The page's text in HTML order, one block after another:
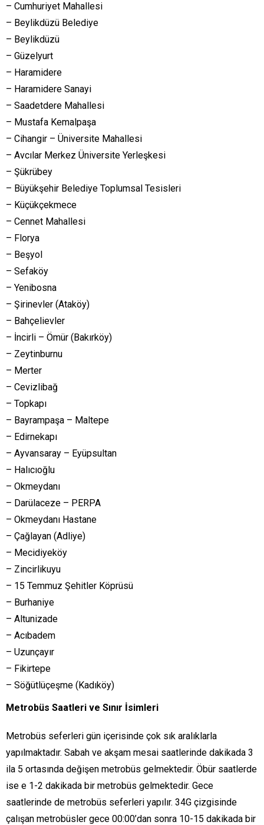
– Cumhuriyet Mahallesi
– Beylikdüzü Belediye
– Beylikdüzü
– Güzelyurt
– Haramidere
– Haramidere Sanayi
– Saadetdere Mahallesi
– Mustafa Kemalpaşa
– Cihangir – Üniversite Mahallesi
– Avcılar Merkez Üniversite Yerleşkesi
– Şükrübey
– Büyükşehir Belediye Toplumsal Tesisleri
– Küçükçekmece
– Cennet Mahallesi
– Florya
– Beşyol
– Sefaköy
– Yenibosna
– Şirinevler (Ataköy)
– Bahçelievler
– İncirli – Ömür (Bakırköy)
– Zeytinburnu
– Merter
– Cevizlibağ
– Topkapı
– Bayrampaşa – Maltepe
– Edirnekapı
– Ayvansaray – Eyüpsultan
– Halıcıoğlu
– Okmeydanı
– Darülaceze – PERPA
– Okmeydanı Hastane
– Çağlayan (Adliye)
– Mecidiyeköy
– Zincirlikuyu
– 15 Temmuz Şehitler Köprüsü
– Burhaniye
– Altunizade
– Acıbadem
– Uzunçayır
– Fikirtepe
– Söğütlüçeşme (Kadıköy)
Metrobüs Saatleri ve Sınır İsimleri
Metrobüs seferleri gün içerisinde çok sık aralıklarla
yapılmaktadır. Sabah ve akşam mesai saatlerinde dakikada 3
ila 5 ortasında değişen metrobüs gelmektedir. Öbür saatlerde
ise e 1-2 dakikada bir metrobüs gelmektedir. Gece
saatlerinde de metrobüs seferleri yapılır. 34G çizgisinde
çalışan metrobüsler gece 00:00’dan sonra 10-15 dakikada bir